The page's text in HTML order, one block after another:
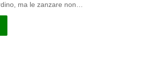
ma le zanzare non…